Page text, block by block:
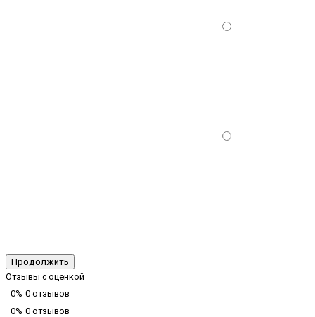
Продолжить
Отзывы с оценкой
0% 0 отзывов
0% 0 отзывов